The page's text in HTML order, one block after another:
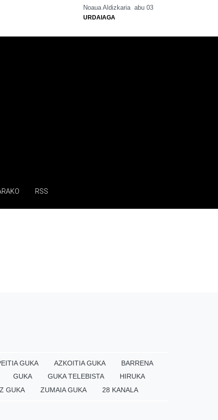
Noaua Aldizkaria abu 03
URDAIAGA
RSS
GUKA AZKOITIA GUKA
BARRENA
GUKA GUKA TELEBISTA
HIRUKA
GUKA ZUMAIA GUKA 28 KANALA